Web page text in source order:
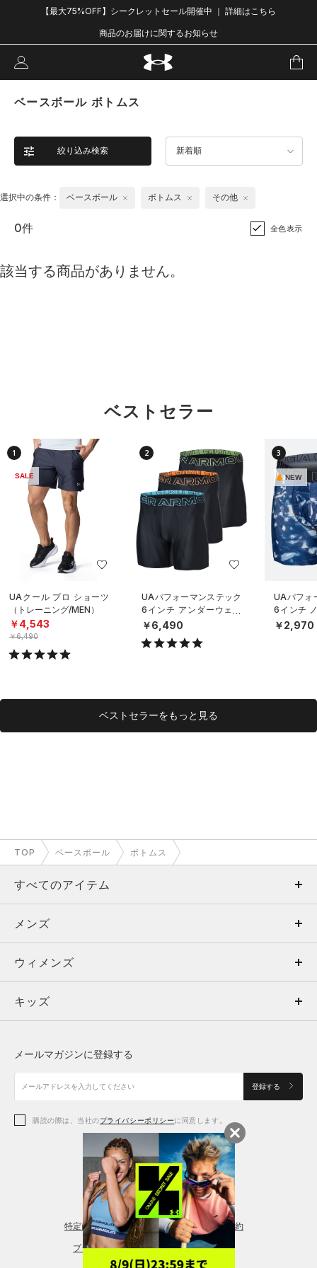
【最大75%OFF】シークレットセール開催中 ｜ 詳細はこちら
商品のお届けに関するお知らせ
ベースボール ボトムス
絞り込み検索 新着順
選択中の条件： ベースボール ボトムス その他
0件 全色表示
該当する商品がありません。
ベストセラー
1
SALE
UAクール プロ ショーツ
（トレーニング/MEN）
￥4,543
￥6,490
2
UAパフォーマンステック
6インチ アンダーウェア
（3枚セット）（トレーニ
ング/MEN）
￥6,490
3
NEW
UAパフォ
6インチ
ダーウェ
グ/MEN）
￥2,970
ベストセラーをもっと見る
TOP ベースボール ボトムス
すべてのアイテム
メンズ
ウィメンズ
キッズ
アクセサリー
メンズ
トップス
ボトムス
アクセサリー
ウィメンズ
トップス
シューズ
アクセサリー
レギンス＆タイツ
キッズ
シューズ
メールマガジンに登録する
登録する
購読の際は、当社のプライバシーポリシーに同意します。
特定商取引法に基づく通販の表記 会員規約
プライバシーポリシー